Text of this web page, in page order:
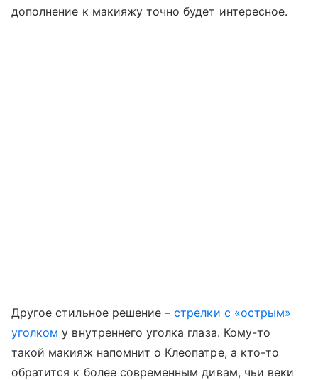
дополнение к макияжу точно будет интересное.
Другое стильное решение –стрелки с «острым»
уголком у внутреннего уголка глаза. Кому-то
такой макияж напомнит о Клеопатре, а кто-то
обратится к более современным дивам, чьи веки